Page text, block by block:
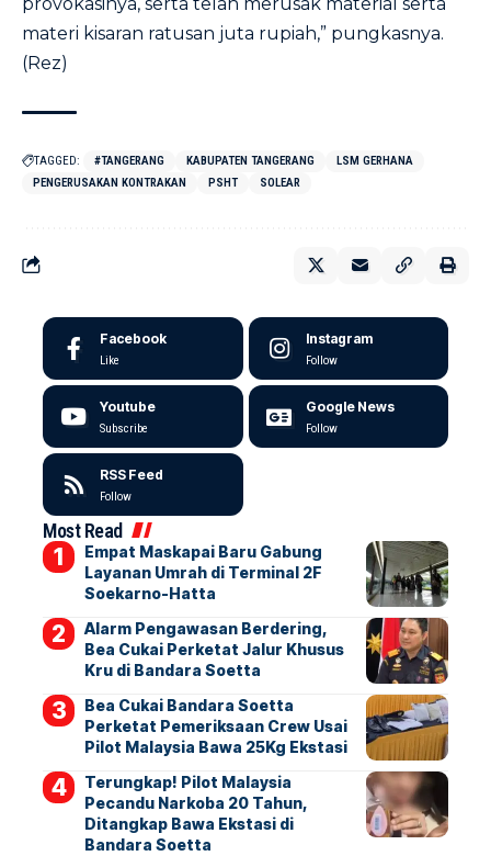
materi kisaran ratusan juta rupiah,” pungkasnya.
(Rez)
TAGGED: #TANGERANG KABUPATEN TANGERANG
LSM GERHANA
PENGERUSAKAN KONTRAKAN
PSHT SOLEAR
Facebook
Like
Instagram
Follow
Youtube
Subscribe
Google News
Follow
RSS Feed
Follow
Most Read
Empat Maskapai Baru Gabung
Layanan Umrah di Terminal 2F
Soekarno-Hatta
Alarm Pengawasan Berdering,
Bea Cukai Perketat Jalur Khusus
Kru di Bandara Soetta
Bea Cukai Bandara Soetta
Perketat Pemeriksaan Crew Usai
Pilot Malaysia Bawa 25Kg Ekstasi
Terungkap! Pilot Malaysia
Pecandu Narkoba 20 Tahun,
Ditangkap Bawa Ekstasi di
Bandara Soetta